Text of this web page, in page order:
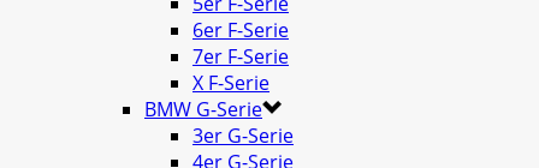
6er F-Serie
7er F-Serie
X F-Serie
BMW G-Serie
3er G-Serie
4er G-Serie